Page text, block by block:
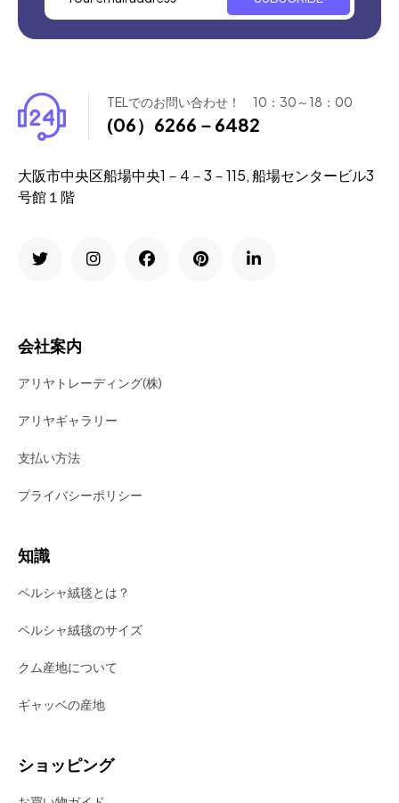
TELでのお問い合わせ！ 10：30～18：00
(06）6266－6482
大阪市中央区船場中央1－4－3－115, 船場センタービル3
号館１階
会社案内
アリヤトレーディング(株)
アリヤギャラリー
支払い方法
プライバシーポリシー
知識
ペルシャ絨毯とは？
ペルシャ絨毯のサイズ
クム産地について
ギャッベの産地
ショッピング